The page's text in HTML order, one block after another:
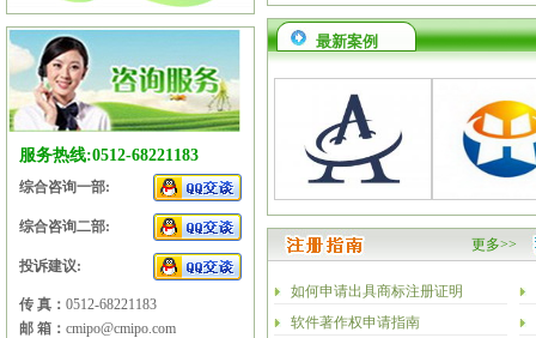
2026年清明节放假安排的通知
关于软件企业评估有关工作的通知
2026年春节放假安排的通知
2026年元旦放假安排的通知
2025年国庆节、中秋节放假安排
服务热线:0512-68221183
综合咨询一部:
综合咨询二部:
投诉建议:
传 真： 0512-68221183
邮 箱： cmipo@cmipo.com
最新案例
更多>>
如何申请出具商标注册证明
软件著作权申请指南